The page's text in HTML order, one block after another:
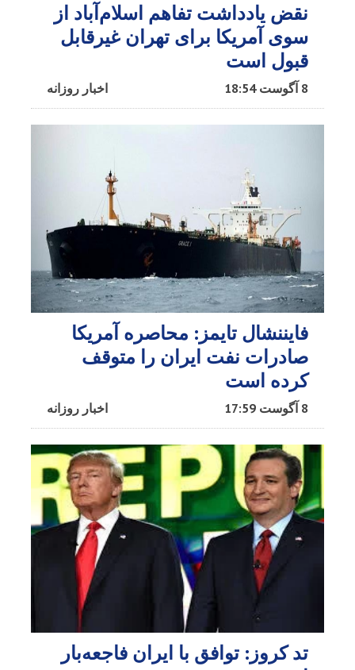
نقض یادداشت تفاهم اسلام‌آباد از
سوی آمریکا برای تهران غیرقابل
قبول است
اخبار روزانه 8 آگوست 18:54
فایننشال تایمز: محاصره آمریکا
صادرات نفت ایران را متوقف
کرده است
اخبار روزانه 8 آگوست 17:59
تد کروز: توافق با ایران فاجعه‌بار